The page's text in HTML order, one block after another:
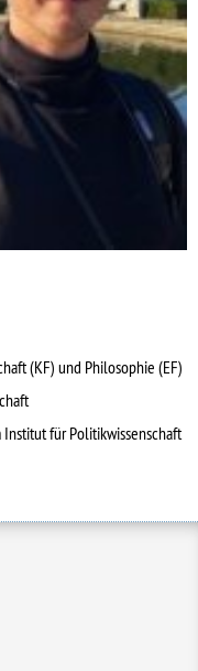
(KF) und Philosophie (EF)
für Politikwissenschaft